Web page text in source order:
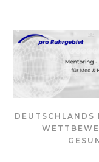
springen
DEUTSCHLANDS